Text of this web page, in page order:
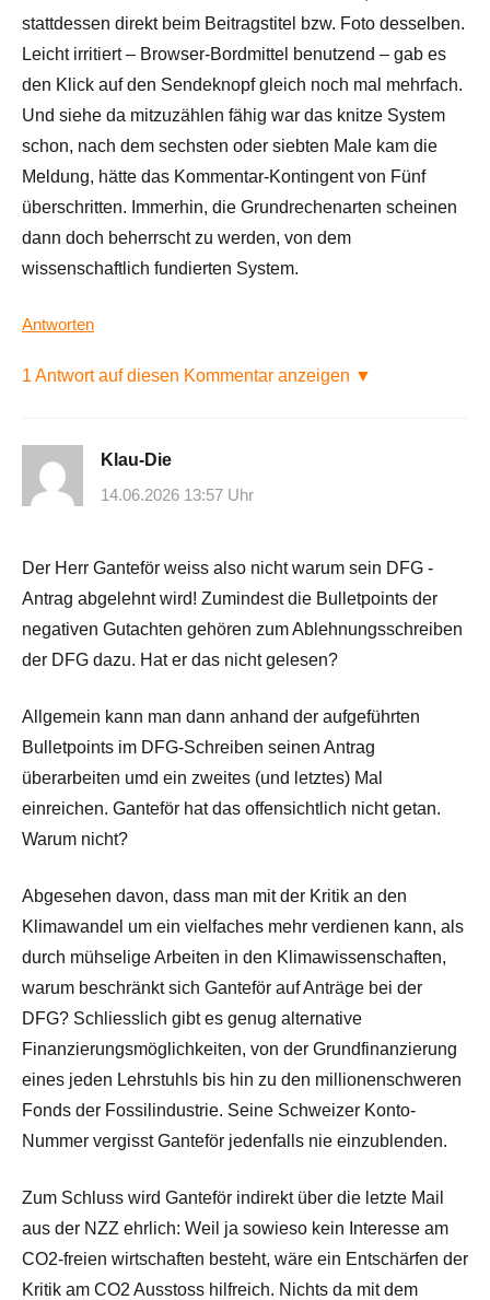
stattdessen direkt beim Beitragstitel bzw. Foto desselben.
Leicht irritiert – Browser-Bordmittel benutzend – gab es
den Klick auf den Sendeknopf gleich noch mal mehrfach.
Und siehe da mitzuzählen fähig war das knitze System
schon, nach dem sechsten oder siebten Male kam die
Meldung, hätte das Kommentar-Kontingent von Fünf
überschritten. Immerhin, die Grundrechenarten scheinen
dann doch beherrscht zu werden, von dem
wissenschaftlich fundierten System.
Antworten
1 Antwort auf diesen Kommentar anzeigen ▼
Klau-Die
14.06.2026 13:57 Uhr
Der Herr Ganteför weiss also nicht warum sein DFG -
Antrag abgelehnt wird! Zumindest die Bulletpoints der
negativen Gutachten gehören zum Ablehnungsschreiben
der DFG dazu. Hat er das nicht gelesen?
Allgemein kann man dann anhand der aufgeführten
Bulletpoints im DFG-Schreiben seinen Antrag
überarbeiten umd ein zweites (und letztes) Mal
einreichen. Ganteför hat das offensichtlich nicht getan.
Warum nicht?
Abgesehen davon, dass man mit der Kritik an den
Klimawandel um ein vielfaches mehr verdienen kann, als
durch mühselige Arbeiten in den Klimawissenschaften,
warum beschränkt sich Ganteför auf Anträge bei der
DFG? Schliesslich gibt es genug alternative
Finanzierungsmöglichkeiten, von der Grundfinanzierung
eines jeden Lehrstuhls bis hin zu den millionenschweren
Fonds der Fossilindustrie. Seine Schweizer Konto-
Nummer vergisst Ganteför jedenfalls nie einzublenden.
Zum Schluss wird Ganteför indirekt über die letzte Mail
aus der NZZ ehrlich: Weil ja sowieso kein Interesse am
CO2-freien wirtschaften besteht, wäre ein Entschärfen der
Kritik am CO2 Ausstoss hilfreich. Nichts da mit dem